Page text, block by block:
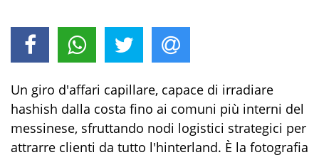
Un giro d'affari capillare, capace di irradiare
hashish dalla costa fino ai comuni più interni del
messinese, sfruttando nodi logistici strategici per
attrarre clienti da tutto l'hinterland. È la fotografia